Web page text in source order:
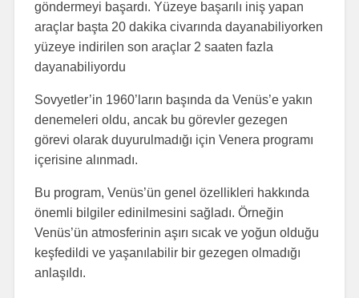
göndermeyi başardı. Yüzeye başarılı iniş yapan
araçlar başta 20 dakika civarında dayanabiliyorken
yüzeye indirilen son araçlar 2 saaten fazla
dayanabiliyordu
Sovyetler’in 1960’ların başında da Venüs’e yakın
denemeleri oldu, ancak bu görevler gezegen
görevi olarak duyurulmadığı için Venera programı
içerisine alınmadı.
Bu program, Venüs’ün genel özellikleri hakkında
önemli bilgiler edinilmesini sağladı. Örneğin
Venüs’ün atmosferinin aşırı sıcak ve yoğun olduğu
keşfedildi ve yaşanılabilir bir gezegen olmadığı
anlaşıldı.